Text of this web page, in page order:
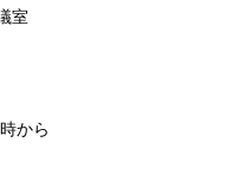
室
から